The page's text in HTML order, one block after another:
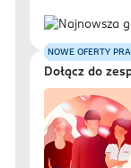
NOWE OFERTY
Dołącz do